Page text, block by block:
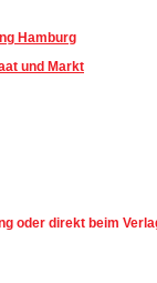
Hamburg
und Markt
oder direkt beim